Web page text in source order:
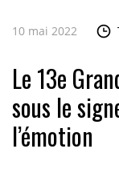
10 mai 2022
Le 13e
sous le
l’émotion